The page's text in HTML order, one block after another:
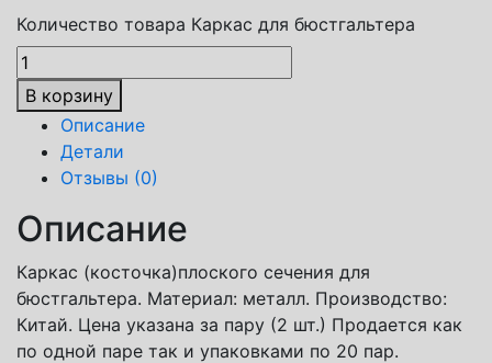
Количество товара Каркас для бюстгальтера
В корзину
Описание
Детали
Отзывы (0)
Описание
Каркас (косточка)плоского сечения для
бюстгальтера. Материал: металл. Производство:
Китай. Цена указана за пару (2 шт.) Продается как
по одной паре так и упаковками по 20 пар.